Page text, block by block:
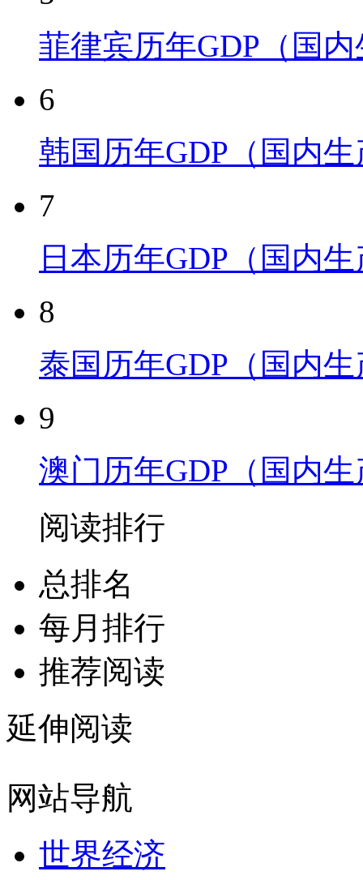
菲律宾历年GDP（国
6
韩国历年GDP（国内
7
日本历年GDP（国内
8
泰国历年GDP（国内
9
澳门历年GDP（国内
阅读排行
总排名
每月排行
推荐阅读
延伸阅读
网站导航
世界经济